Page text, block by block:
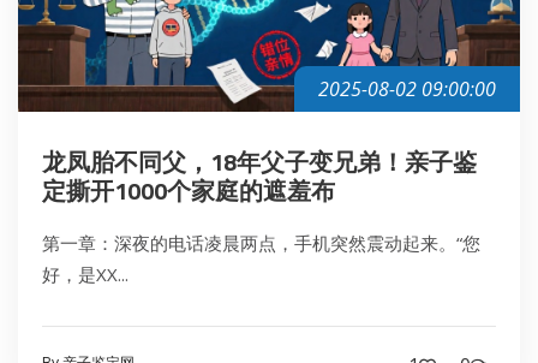
2025-08-02 09:00:00
龙凤胎不同父，18年父子变兄弟！亲子鉴
定撕开1000个家庭的遮羞布
第一章：深夜的电话凌晨两点，手机突然震动起来。“您
好，是XX...